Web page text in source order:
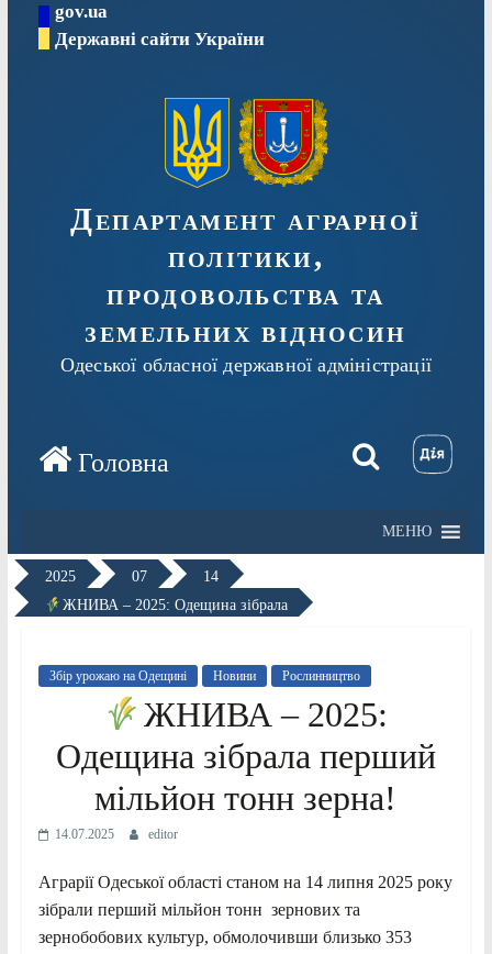
Перейтиgov.ua
Державні сайти України
Департамент аграрної
політики,
продовольства та
земельних відносин
Одеської обласної державної адміністрації
МЕНЮ
2025 07
14
ЖНИВА – 2025: Одещина зібрала
Збір урожаю на Одещині Новини Рослинництво
ЖНИВА – 2025:
Одещина зібрала перший
мільйон тонн зерна!
14.07.2025 editor
Аграрії Одеської області станом на 14 липня 2025 року
зібрали перший мільйон тонн зернових та
зернобобових культур, обмолочивши близько 353